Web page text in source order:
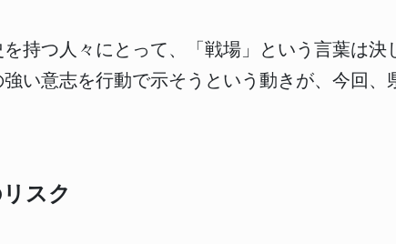
持つ人々にとって、「戦場」という言葉は
い意志を行動で示そうという動きが、今回
スク